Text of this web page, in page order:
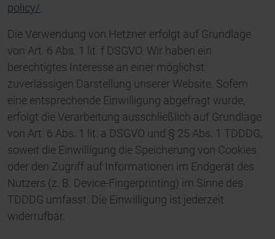
policy/
Die Verwendung von Hetzner erfolgt auf Grundlage
von Art. 6 Abs. 1 lit. f DSGVO. Wir haben ein
berechtigtes Interesse an einer möglichst
zuverlässigen Darstellung unserer Website. Sofern
eine entsprechende Einwilligung abgefragt wurde,
erfolgt die Verarbeitung ausschließlich auf Grundlage
von Art. 6 Abs. 1 lit. a DSGVO und § 25 Abs. 1 TDDDG,
soweit die Einwilligung die Speicherung von Cookies
oder den Zugriff auf Informationen im Endgerät des
Nutzers (z. B. Device-Fingerprinting) im Sinne des
TDDDG umfasst. Die Einwilligung ist jederzeit
widerrufbar.